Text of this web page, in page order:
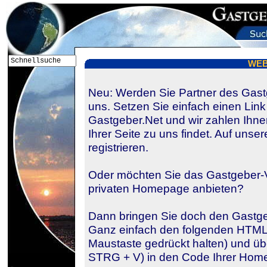
Neu: Werden Sie Partner des
uns. Setzen Sie einfach einen
Gastgeber.Net und wir zahlen
Ihrer Seite zu uns findet. Auf
registrieren.
Oder möchten Sie das
privaten Homepage anbieten?
Dann bringen Sie doch den
Ganz einfach den folgenden
Maustaste gedrückt halten) und
STRG + V) in den Code Ihrer